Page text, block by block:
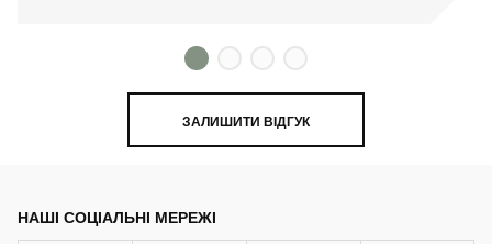
ЗАЛИШИТИ ВІДГУК
НАШІ СОЦІАЛЬНІ МЕРЕЖІ